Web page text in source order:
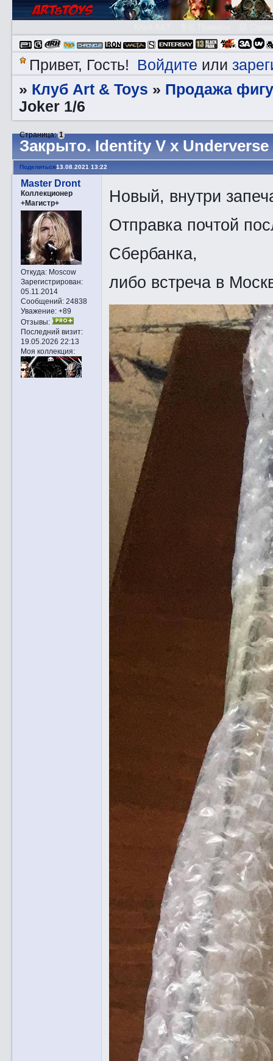
Привет, Гость! Войдите или
» Клуб Art & Toys » Продажа
Joker 1/6
Закрытo. Identity V x Underverse
Страница:1
Поделиться13.08.2021 13:22
Master Dront
Коллекционер
+Магистр+
Откуда:Moscow
Зарегистрирован:
05.11.2014
Сообщений:24838
Уважение: +89
Отзывы:
Последний визит:
19.05.2026 22:13
Моя коллекция:
Новый, внутри
Отправка почтой
Сбербанка,
либо встреча в